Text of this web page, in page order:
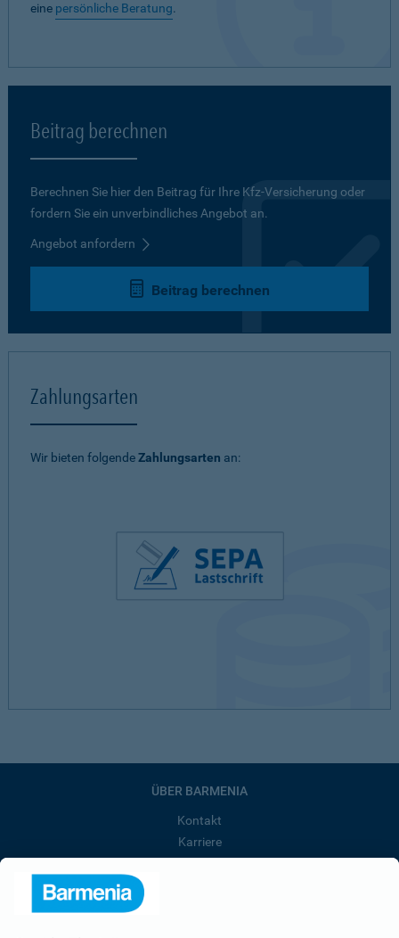
eine persönliche Beratung.
Beitrag berechnen
Berechnen Sie hier den Beitrag für Ihre Kfz-Versicherung oder
fordern Sie ein unverbindliches Angebot an.
Angebot anfordern
Beitrag berechnen
Zahlungsarten
Wir bieten folgendeZahlungsarten an:
ÜBER BARMENIA
Kontakt
Karriere